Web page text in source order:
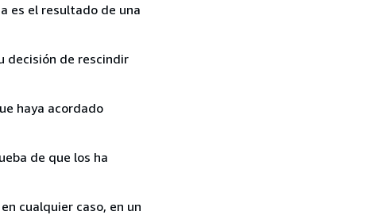
es el resultado de una
decisión de rescindir
haya acordado
de que los ha
cualquier caso, en un